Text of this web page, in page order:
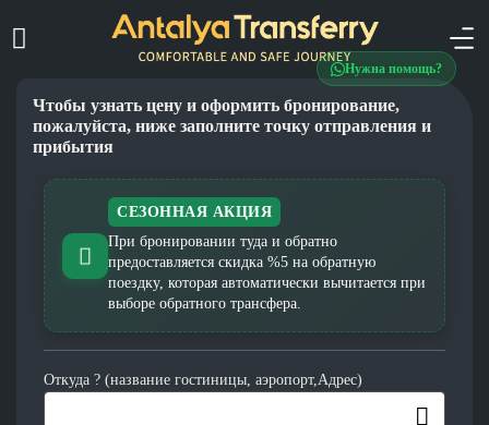
Нужна помощь?
Чтобы узнать цену и оформить бронирование,
пожалуйста, ниже заполните точку отправления и
прибытия
СЕЗОННАЯ АКЦИЯ
При бронировании туда и обратно
предоставляется скидка %5 на обратную
поездку, которая автоматически вычитается при
выборе обратного трансфера.
Откуда ? (название гостиницы, аэропорт,Адрес)